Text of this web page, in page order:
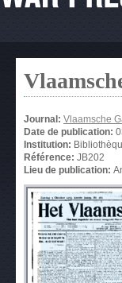
Journal: Vlaamsche
Date de publication:
Institution:
Référence: JB202
Lieu de publication: